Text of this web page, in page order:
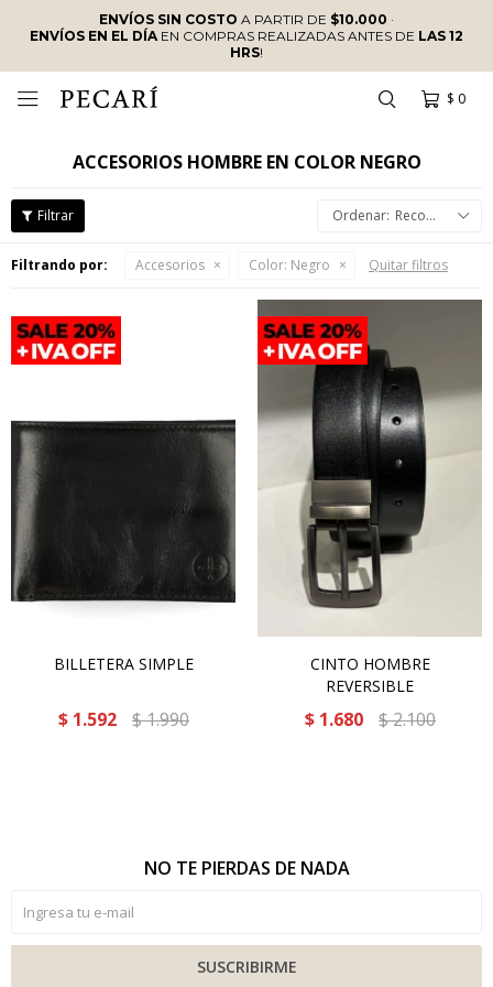
ENVÍOS SIN COSTO A PARTIR DE $10.000 ·
ENVÍOS EN EL DÍAEN COMPRAS REALIZADAS ANTES DE LAS 12
HRS!
$ 0

ACCESORIOS HOMBRE EN COLOR NEGRO
Recomendados
Filtrando por: Accesorios Color: Negro Quitar filtros
BILLETERA SIMPLE
$ 1.592 $1.990
CINTO HOMBRE
REVERSIBLE
$ 1.680 $2.100
NO TE PIERDAS DE NADA
SUSCRIBIRME